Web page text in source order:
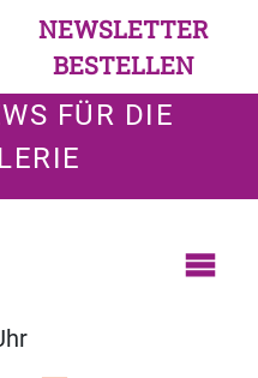
NEWSLETTER
BESTELLEN
FÜR DIE